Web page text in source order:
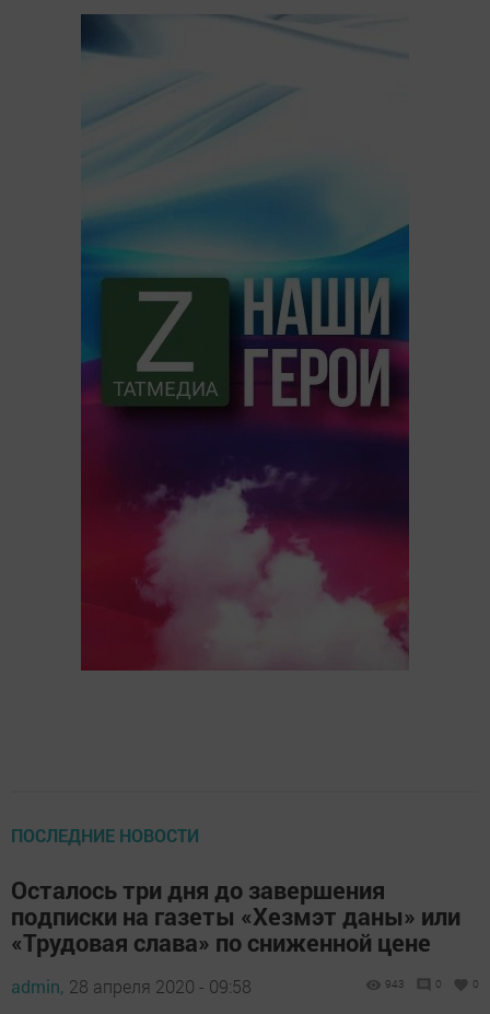
ПОСЛЕДНИЕ НОВОСТИ
Осталось три дня до завершения
подписки на газеты «Хезмэт даны» или
«Трудовая слава» по сниженной цене
admin, 28 апреля 2020 - 09:58 943 0 0